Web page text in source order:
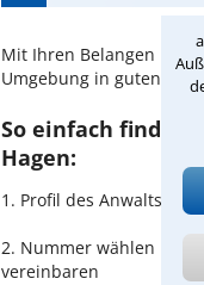
Mit Ihren Belangen im
Umgebung in guten
So einfach finden
Hagen:
1. Profil des Anwalts für
2. Nummer wählen und
vereinbaren